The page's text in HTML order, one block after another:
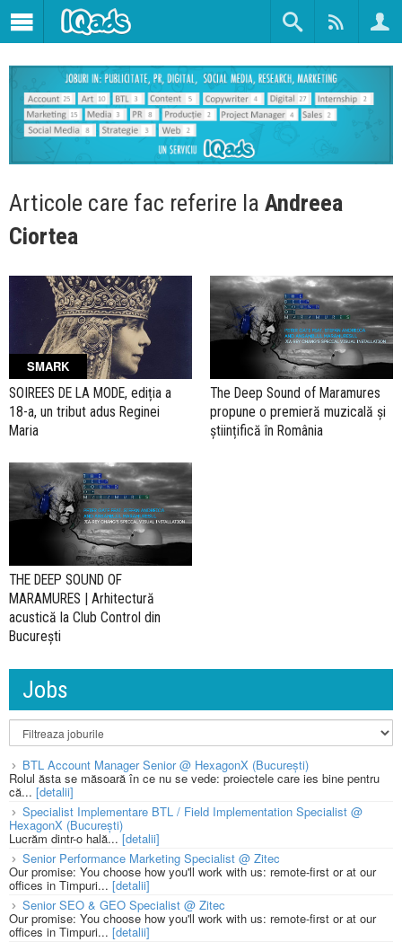
Articole care fac referire la Andreea
Ciortea
SMARK
SOIREES DE LA MODE, ediția a
18-a, un tribut adus Reginei
Maria
The Deep Sound of Maramures
propune o premieră muzicală și
științifică în România
THE DEEP SOUND OF
MARAMURES | Arhitectură
acustică la Club Control din
București
Jobs
BTL Account Manager Senior @ HexagonX (București)
Rolul ăsta se măsoară în ce nu se vede: proiectele care ies bine pentru
că... [detalii]
Specialist Implementare BTL / Field Implementation Specialist @
HexagonX (București)
Lucrăm dintr-o hală...[detalii]
Senior Performance Marketing Specialist @ Zitec
Our promise: You choose how you'll work with us: remote-first or at our
offices in Timpuri... [detalii]
Senior SEO & GEO Specialist @ Zitec
Our promise: You choose how you'll work with us: remote-first or at our
offices in Timpuri... [detalii]